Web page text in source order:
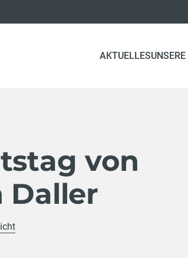
AKTUELLES
von
Daller